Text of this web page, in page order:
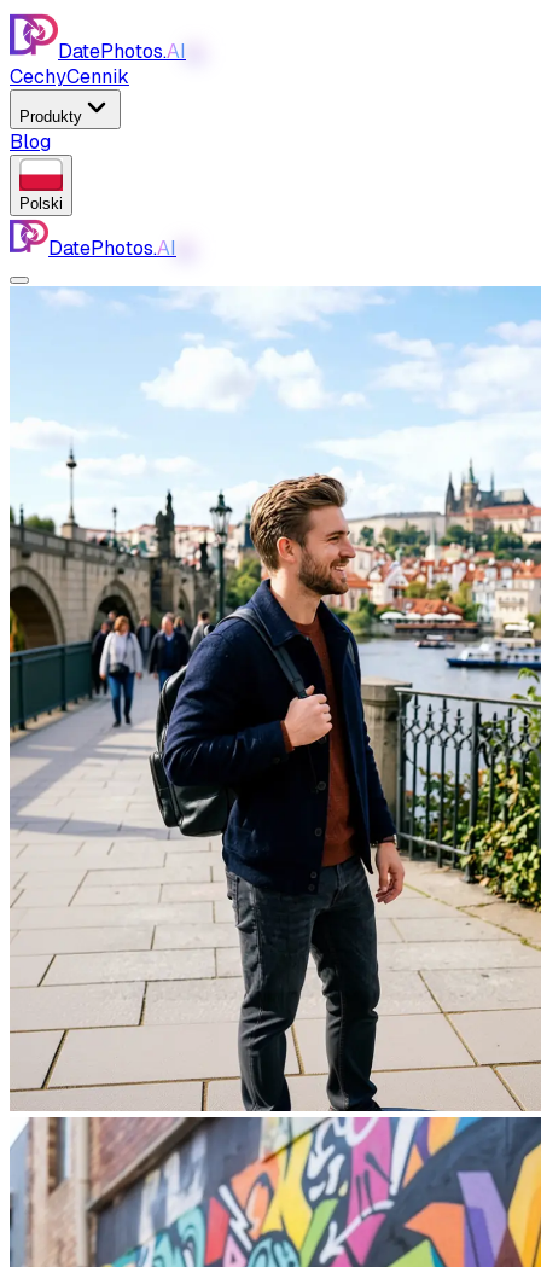
DatePhotos.AI
CechyCennik
Produkty
Blog
Polski
DatePhotos.AI